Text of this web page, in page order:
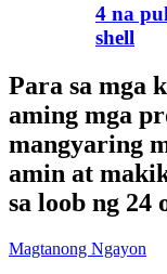
4 na
shell
Para sa mga
aming mga
mangyaring
amin at
sa loob ng 24
Magtanong Ngayon